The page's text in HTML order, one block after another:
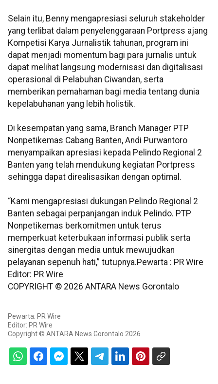
Selain itu, Benny mengapresiasi seluruh stakeholder
yang terlibat dalam penyelenggaraan Portpress ajang
Kompetisi Karya Jurnalistik tahunan, program ini
dapat menjadi momentum bagi para jurnalis untuk
dapat melihat langsung modernisasi dan digitalisasi
operasional di Pelabuhan Ciwandan, serta
memberikan pemahaman bagi media tentang dunia
kepelabuhanan yang lebih holistik.
Di kesempatan yang sama, Branch Manager PTP
Nonpetikemas Cabang Banten, Andi Purwantoro
menyampaikan apresiasi kepada Pelindo Regional 2
Banten yang telah mendukung kegiatan Portpress
sehingga dapat direalisasikan dengan optimal.
“Kami mengapresiasi dukungan Pelindo Regional 2
Banten sebagai perpanjangan induk Pelindo. PTP
Nonpetikemas berkomitmen untuk terus
memperkuat keterbukaan informasi publik serta
sinergitas dengan media untuk mewujudkan
pelayanan sepenuh hati,” tutupnya.Pewarta : PR Wire
Editor: PR Wire
COPYRIGHT © 2026 ANTARA News Gorontalo
Pewarta: PR Wire
Editor: PR Wire
Copyright © ANTARA News Gorontalo 2026